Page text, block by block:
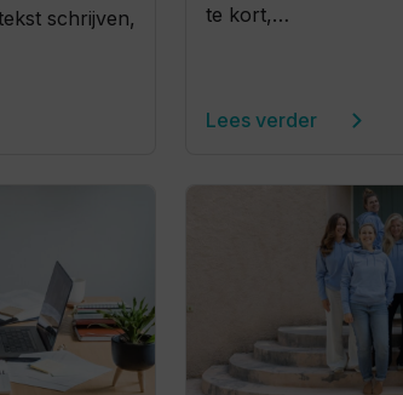
schrijven,
te kort,…
Lees verder